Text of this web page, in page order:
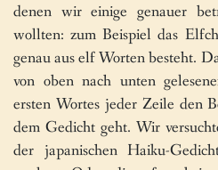
denen wir einige genauer
wollten: zum Beispiel das
genau aus elf Worten besteht.
von oben nach unten
ersten Wortes jeder Zeile den
dem Gedicht geht. Wir
der japanischen Haiku-